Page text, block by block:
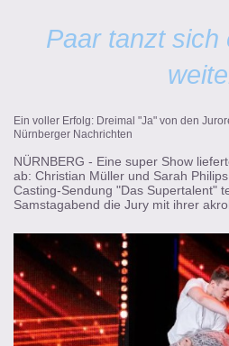
Paar tanzt sich
Ein voller Erfolg: Dreimal "Ja" von den
Nürnberger Nachrichten
NÜRNBERG - Eine super Show
ab: Christian Müller und Sarah
Casting-Sendung "Das Supertalent"
Samstagabend die Jury mit ihrer